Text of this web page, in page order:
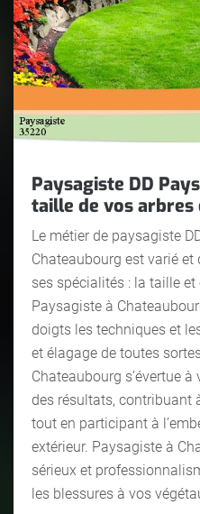
Paysagiste DD
taille de vos
Le métier de paysagiste
Chateaubourg est varié
ses spécialités : la taille et
Paysagiste à
doigts les techniques et
et élagage de toutes
Chateaubourg s’évertue
des résultats, contribuant
tout en participant à
extérieur. Paysagiste à
sérieux et
les blessures à vos